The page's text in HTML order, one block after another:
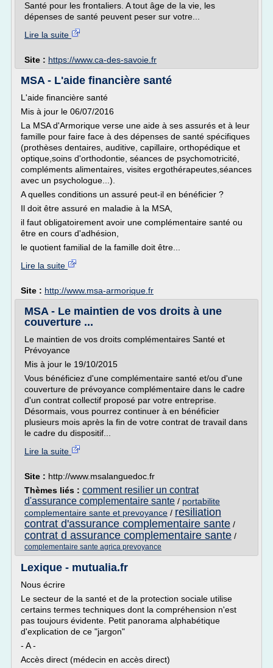
Santé pour les frontaliers. A tout âge de la vie, les
dépenses de santé peuvent peser sur votre...
Lire la suite
Site : https://www.ca-des-savoie.fr
MSA - L'aide financière santé
L'aide financière santé
Mis à jour le 06/07/2016
La MSA d'Armorique verse une aide à ses assurés et à leur
famille pour faire face à des dépenses de santé spécifiques
(prothèses dentaires, auditive, capillaire, orthopédique et
optique,soins d'orthodontie, séances de psychomotricité,
compléments alimentaires, visites ergothérapeutes,séances
avec un psychologue...).
A quelles conditions un assuré peut-il en bénéficier ?
Il doit être assuré en maladie à la MSA,
il faut obligatoirement avoir une complémentaire santé ou
être en cours d'adhésion,
le quotient familial de la famille doit être...
Lire la suite
Site : http://www.msa-armorique.fr
MSA - Le maintien de vos droits à une
couverture ...
Le maintien de vos droits complémentaires Santé et
Prévoyance
Mis à jour le 19/10/2015
Vous bénéficiez d'une complémentaire santé et/ou d'une
couverture de prévoyance complémentaire dans le cadre
d'un contrat collectif proposé par votre entreprise.
Désormais, vous pourrez continuer à en bénéficier
plusieurs mois après la fin de votre contrat de travail dans
le cadre du dispositif...
Lire la suite
Site : http://www.msalanguedoc.fr
Thèmes liés : comment resilier un contrat
d'assurance complementaire sante / portabilite
complementaire sante et prevoyance / resiliation
contrat d'assurance complementaire sante /
contrat d assurance complementaire sante /
complementaire sante agrica prevoyance
Lexique - mutualia.fr
Nous écrire
Le secteur de la santé et de la protection sociale utilise
certains termes techniques dont la compréhension n'est
pas toujours évidente. Petit panorama alphabétique
d'explication de ce "jargon"
- A -
Accès direct (médecin en accès direct)